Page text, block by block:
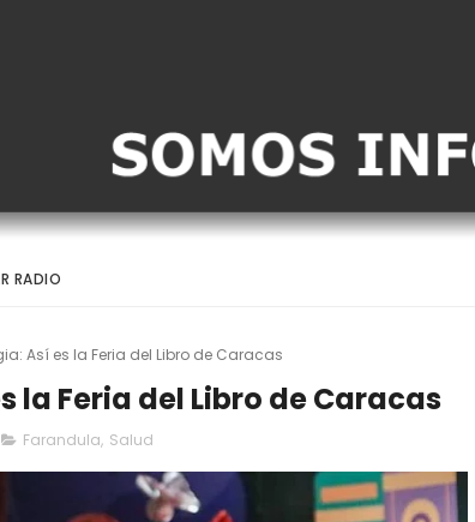
RADIO
Así es la Feria del Libro de Caracas
la Feria del Libro de Caracas
Farandula, Salud